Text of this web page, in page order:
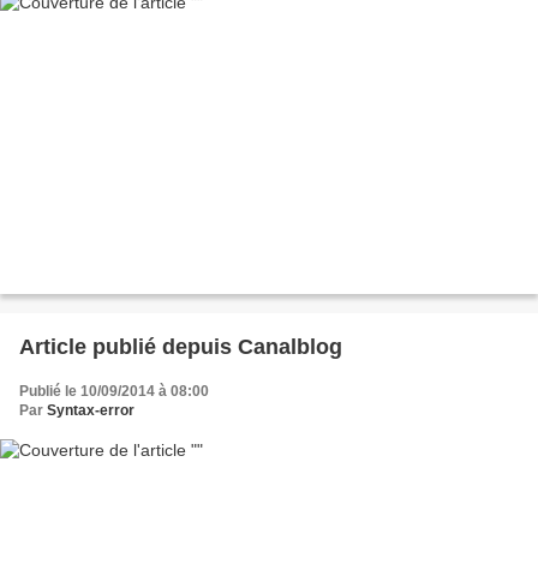
Article publié depuis Canalblog
Publié le 10/09/2014 à 08:00
Par Syntax-error